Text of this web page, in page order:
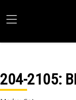
204-2105: